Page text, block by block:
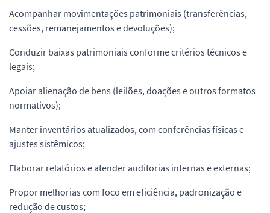
Acompanhar movimentações patrimoniais (transferências,
cessões, remanejamentos e devoluções);
Conduzir baixas patrimoniais conforme critérios técnicos e
legais;
Apoiar alienação de bens (leilões, doações e outros formatos
normativos);
Manter inventários atualizados, com conferências físicas e
ajustes sistêmicos;
Elaborar relatórios e atender auditorias internas e externas;
Propor melhorias com foco em eficiência, padronização e
redução de custos;